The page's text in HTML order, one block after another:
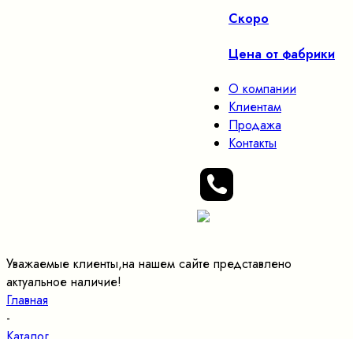
Скоро
Цена от фабрики
О компании
Клиентам
Продажа
Контакты
Уважаемые клиенты,на нашем сайте представлено
актуальное наличие!
Главная
-